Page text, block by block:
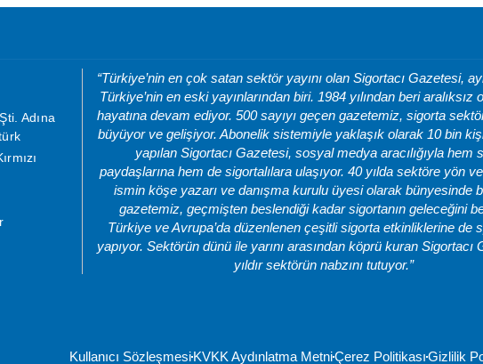
Adına
“Türkiye’nin en çok satan sektör yayını olan Sigortacı Gazetesi,
Türkiye’nin en eski yayınlarından biri. 1984 yılından beri aralıksız
hayatına devam ediyor. 500 sayıyı geçen gazetemiz, sigorta
büyüyor ve gelişiyor. Abonelik sistemiyle yaklaşık olarak 10 bin
yapılan Sigortacı Gazetesi, sosyal medya aracılığıyla hem
paydaşlarına hem de sigortalılara ulaşıyor. 40 yılda sektöre yön
ismin köşe yazarı ve danışma kurulu üyesi olarak bünyesinde
gazetemiz, geçmişten beslendiği kadar sigortanın geleceğini
Türkiye ve Avrupa’da düzenlenen çeşitli sigorta etkinliklerine de
yapıyor. Sektörün dünü ile yarını arasından köprü kuran Sigortacı
yıldır sektörün nabzını tutuyor.”
Kullanıcı SözleşmesiKVKK Aydınlatma MetniÇerez PolitikasıGizlilik